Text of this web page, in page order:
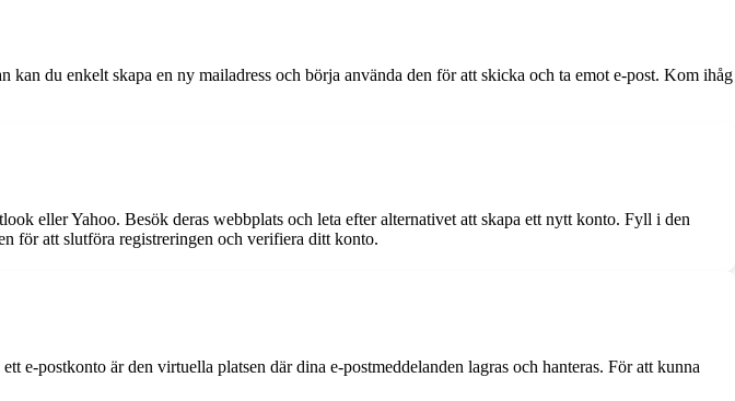
du enkelt skapa en ny mailadress och börja använda den för att skicka och ta emot e-post. Kom ihåg
eller Yahoo. Besök deras webbplats och leta efter alternativet att skapa ett nytt konto. Fyll i den
för att slutföra registreringen och verifiera ditt konto.
e-postkonto är den virtuella platsen där dina e-postmeddelanden lagras och hanteras. För att kunna